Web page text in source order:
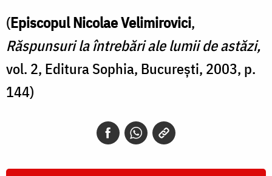
(Episcopul Nicolae Velimirovici,
Răspunsuri la întrebări ale lumii de astăzi,
vol. 2, Editura Sophia, Bucureşti, 2003, p.
144)